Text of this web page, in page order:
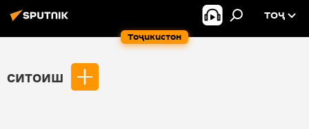
Тоҷикистон
ТОҶ
ситоиш